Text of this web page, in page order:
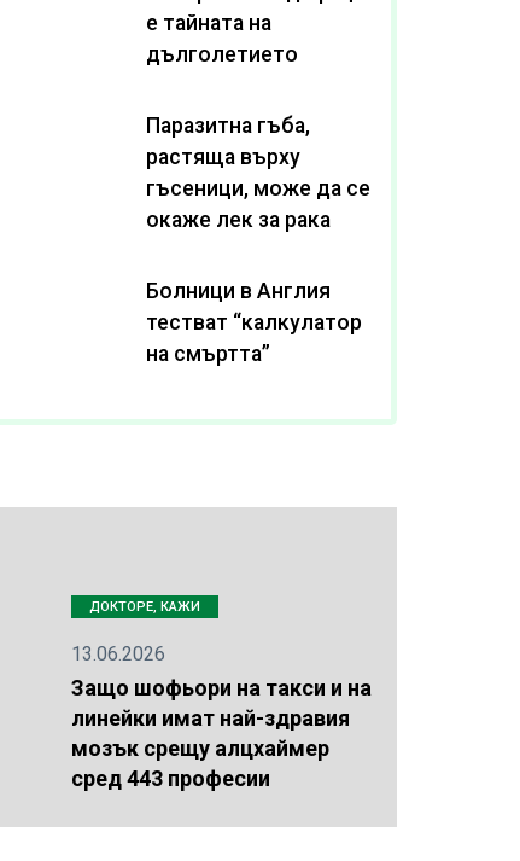
е тайната на
дълголетието
Паразитна гъба,
растяща върху
гъсеници, може да се
окаже лек за рака
Болници в Англия
тестват “калкулатор
на смъртта”
ДОКТОРЕ, КАЖИ
13.06.2026
Защо шофьори на такси и на
линейки имат най-здравия
мозък срещу алцхаймер
сред 443 професии